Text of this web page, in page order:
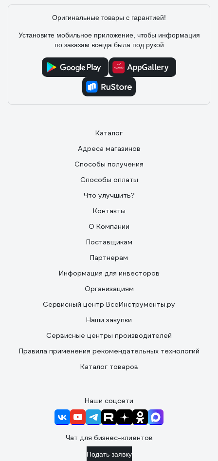
Оригинальные товары с гарантией!
Установите мобильное приложение, чтобы информация
по заказам всегда была под рукой
Каталог
Адреса магазинов
Способы получения
Способы оплаты
Что улучшить?
Контакты
О Компании
Поставщикам
Партнерам
Информация для инвесторов
Организациям
Сервисный центр ВсеИнструменты.ру
Наши закупки
Сервисные центры производителей
Правила применения рекомендательных технологий
Каталог товаров
Наши соцсети
Чат для бизнес-клиентов
Подать заявку